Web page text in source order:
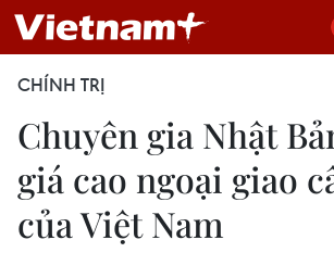
CHÍNH TRỊ
Chuyên gia Nhật
giá cao ngoại giao
của Việt Nam